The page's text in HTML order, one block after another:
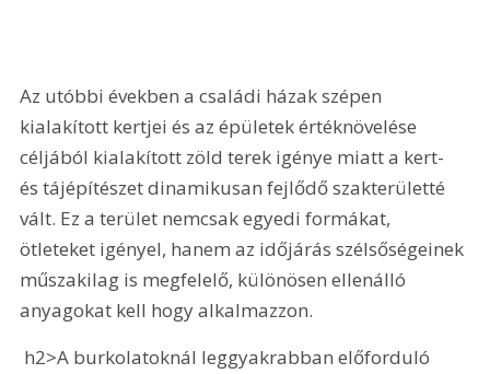
Az utóbbi években a családi házak szépen
kialakított kertjei és az épületek értéknövelése
céljából kialakított zöld terek igénye miatt a kert-
és tájépítészet dinamikusan fejlődő szakterületté
vált. Ez a terület nemcsak egyedi formákat,
ötleteket igényel, hanem az időjárás szélsőségeinek
műszakilag is megfelelő, különösen ellenálló
anyagokat kell hogy alkalmazzon.